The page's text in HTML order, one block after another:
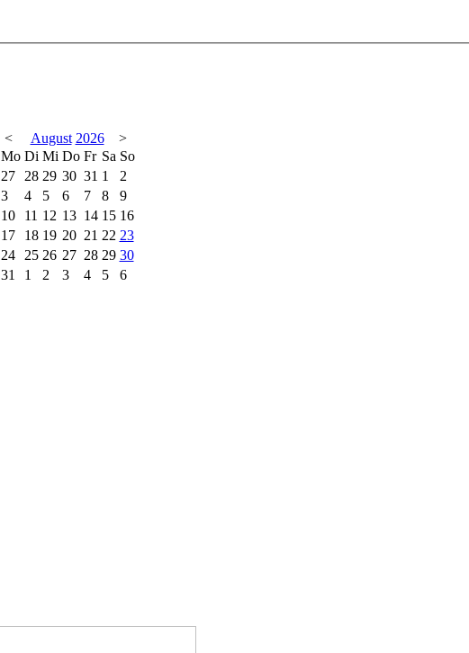
< August 2026
>
Mo Di Mi Do Fr Sa So
27
28 29 30 31 1
2
3
4 5 6 7 8
9
10
11 12 13 14 15 16
17
18 19 20 21 22 23
24
25 26 27 28 29 30
31
1 2 3 4 5 6